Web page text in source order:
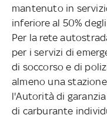
mantenuto in
inferiore al 50%
Per la rete
per i servizi di
di soccorso e di
almeno una
l'Autorità di
di carburante